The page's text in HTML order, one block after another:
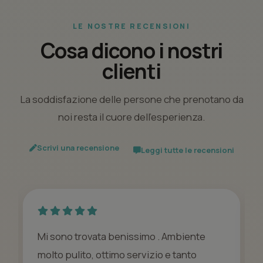
LE NOSTRE RECENSIONI
Cosa dicono i nostri
clienti
La soddisfazione delle persone che prenotano da
noi resta il cuore dell’esperienza.
Scrivi una recensione Leggi tutte le recensioni
Mi sono trovata benissimo . Ambiente
molto pulito, ottimo servizio e tanto